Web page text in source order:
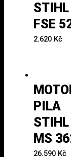
STIHL
FSE
2.620 Kč
PILA
STIHL
MS
26.590 Kč